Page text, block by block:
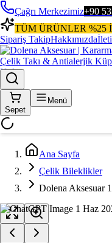
Çağrı Merkezimiz+90
TÜM ÜRÜNLER %25
Sipariş TakipHakkımızda
Sepet
Menü
Ana Sayfa
Çelik Bileklikler
Dolena Aksesuar